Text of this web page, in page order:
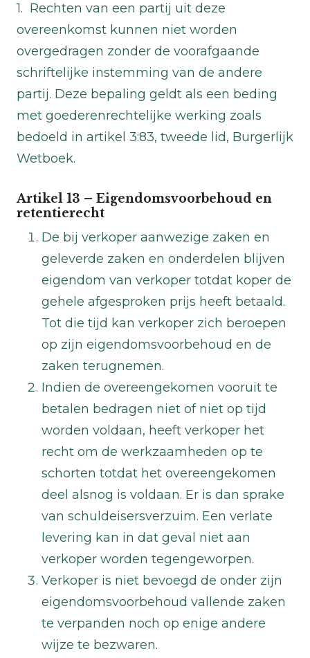
1. Rechten van een partij uit deze
overeenkomst kunnen niet worden
overgedragen zonder de voorafgaande
schriftelijke instemming van de andere
partij. Deze bepaling geldt als een beding
met goederenrechtelijke werking zoals
bedoeld in artikel 3:83, tweede lid, Burgerlijk
Wetboek.
Artikel 13 – Eigendomsvoorbehoud en
retentierecht
De bij verkoper aanwezige zaken en
geleverde zaken en onderdelen blijven
eigendom van verkoper totdat koper de
gehele afgesproken prijs heeft betaald.
Tot die tijd kan verkoper zich beroepen
op zijn eigendomsvoorbehoud en de
zaken terugnemen.
Indien de overeengekomen vooruit te
betalen bedragen niet of niet op tijd
worden voldaan, heeft verkoper het
recht om de werkzaamheden op te
schorten totdat het overeengekomen
deel alsnog is voldaan. Er is dan sprake
van schuldeisersverzuim. Een verlate
levering kan in dat geval niet aan
verkoper worden tegengeworpen.
Verkoper is niet bevoegd de onder zijn
eigendomsvoorbehoud vallende zaken
te verpanden noch op enige andere
wijze te bezwaren.